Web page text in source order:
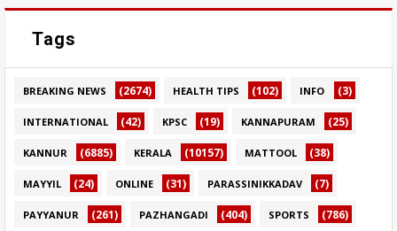
Tags
BREAKING NEWS (2674) HEALTH TIPS (102) INFO (3)
INTERNATIONAL (42) KPSC (19) KANNAPURAM (25)
KANNUR (6885) KERALA (10157) MATTOOL (38)
MAYYIL (24) ONLINE (31) PARASSINIKKADAV (7)
PAYYANUR (261) PAZHANGADI (404) SPORTS (786)